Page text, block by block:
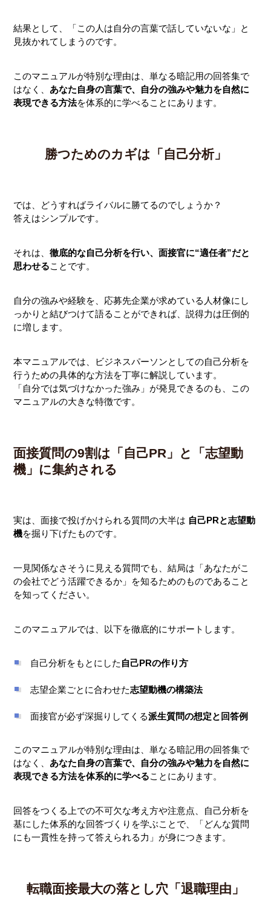
結果として、「この人は自分の言葉で話していないな」と
見抜かれてしまうのです。
このマニュアルが特別な理由は、単なる暗記用の回答集で
はなく、 あなた自身の言葉で、自分の強みや魅力を自然に
表現できる方法を体系的に学べることにあります。
勝つためのカギは「自己分析」
では、どうすればライバルに勝てるのでしょうか？
答えはシンプルです。
それは、徹底的な自己分析を行い、面接官に“適任者”だと
思わせることです。
自分の強みや経験を、応募先企業が求めている人材像にし
っかりと結びつけて語ることができれば、説得力は圧倒的
に増します。
本マニュアルでは、ビジネスパーソンとしての自己分析を
行うための具体的な方法を丁寧に解説しています。
「自分では気づけなかった強み」が発見できるのも、この
マニュアルの大きな特徴です。
面接質問の9割は「自己PR」と「志望動
機」に集約される
実は、面接で投げかけられる質問の大半は 自己PRと志望動
機を掘り下げたものです。
一見関係なさそうに見える質問でも、結局は「あなたがこ
の会社でどう活躍できるか」を知るためのものであること
を知ってください。
このマニュアルでは、以下を徹底的にサポートします。
自己分析をもとにした 自己PRの作り方
志望企業ごとに合わせた志望動機の構築法
面接官が必ず深掘りしてくる派生質問の想定と回答例
このマニュアルが特別な理由は、単なる暗記用の回答集で
はなく、 あなた自身の言葉で、自分の強みや魅力を自然に
表現できる方法を体系的に学べることにあります。
回答をつくる上での不可欠な考え方や注意点、自己分析を
基にした体系的な回答づくりを学ぶことで、「どんな質問
にも一貫性を持って答えられる力」が身につきます。
転職面接最大の落とし穴「退職理由」